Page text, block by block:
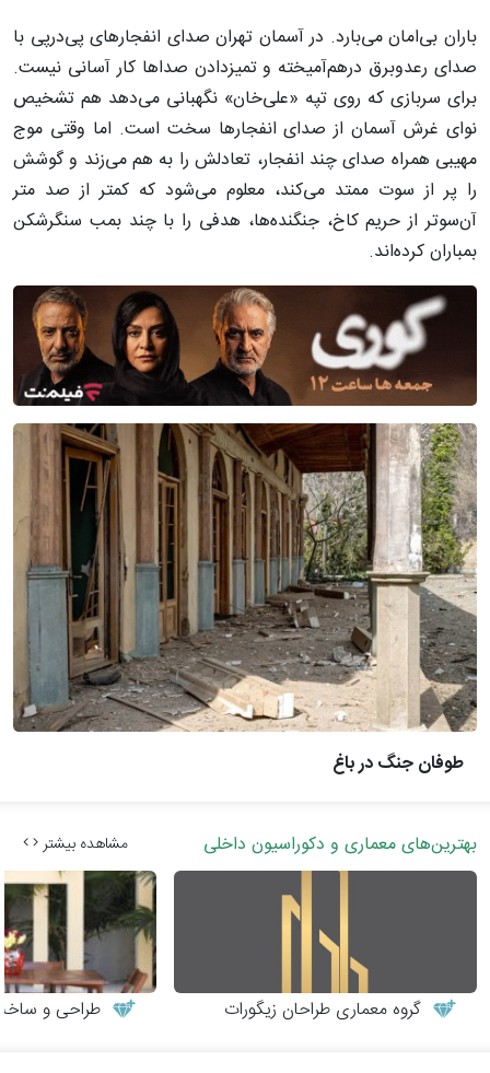
باران بی‌امان می‌بارد. در آسمان تهران صدای انفجارهای پی‌درپی با
صدای رعدوبرق درهم‌آمیخته و تمیزدادن صداها کار آسانی نیست.
برای سربازی که روی تپه «علی‌خان» نگهبانی می‌دهد هم تشخیص
نوای غرش آسمان از صدای انفجارها سخت است. اما وقتی موج
مهیبی همراه صدای چند انفجار، تعادلش را به هم می‌زند و گوشش
را پر از سوت ممتد می‌کند، معلوم می‌شود که کمتر از صد متر
آن‌سوتر از حریم کاخ، جنگنده‌ها، هدفی را با چند بمب سنگرشکن
بمباران کرده‌اند.
طوفان جنگ در باغ
بهترین‌های معماری و دکوراسیون داخلی مشاهده بیشتر
گروه معماری طراحان زیگورات طراحی و ساخت